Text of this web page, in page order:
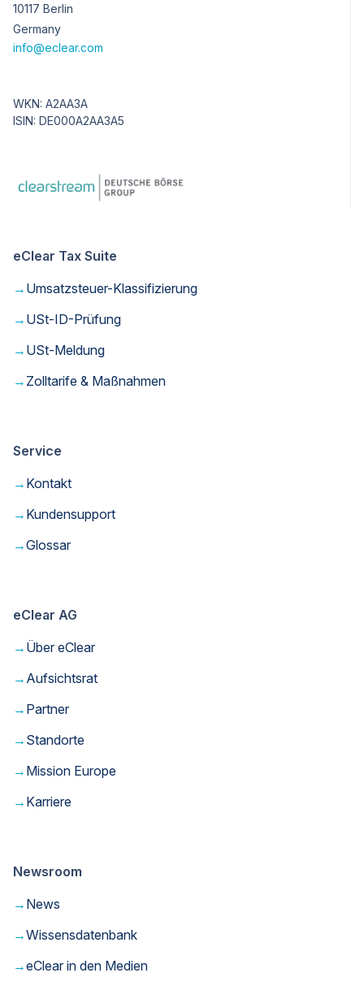
10117 Berlin
Germany
info@eclear.com
WKN: A2AA3A
ISIN: DE000A2AA3A5
eClear Tax Suite
→ Umsatzsteuer-Klassifizierung
→ USt-ID-Prüfung
→ USt-Meldung
→ Zolltarife & Maßnahmen
Service
→ Kontakt
→ Kundensupport
→Glossar
eClear AG
→ Über eClear
→ Aufsichtsrat
→ Partner
→ Standorte
→ Mission Europe
→ Karriere
Newsroom
→ News
→Wissensdatenbank
→eClear in den Medien